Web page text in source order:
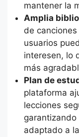
mantener la
Amplia
de
usuarios
interesen, lo
más
Plan de
plataforma
lecciones
adaptado a